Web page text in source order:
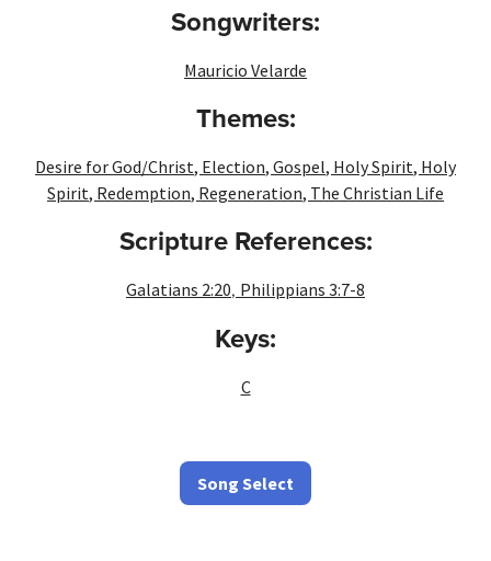
Songwriters:
Mauricio Velarde
Themes:
Desire for God/Christ, Election, Gospel, Holy Spirit, Holy
Spirit, Redemption, Regeneration, The Christian Life
Scripture References:
Galatians 2:20, Philippians 3:7-8
Keys:
C
Song Select